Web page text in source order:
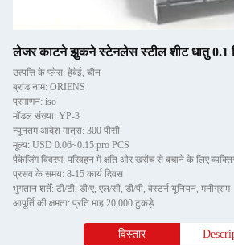
लेजर काटने झुकने स्टेनलेस स्टील शीट धातु 0.1
उत्पत्ति के प्लेस: हेबेई, चीन
ब्रांड नाम: ORIENS
प्रमाणन: iso
मॉडल संख्या: YP-3
न्यूनतम आदेश मात्रा: 300 पीसी
मूल्य: USD 0.06~0.15 pro PCS
प्रसव के समय: 8-15 कार्य दिवस
भुगतान शर्तें: टी/टी, डी/ए, एल/सी, डी/पी, वेस्टर्न यूनियन, मनीग्राम
आपूर्ति की क्षमता: प्रति माह 20,000 टुकड़े
विस्तार